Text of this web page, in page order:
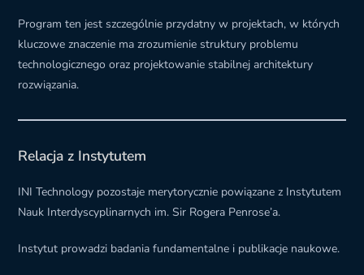
Program ten jest szczególnie przydatny w projektach, w których
kluczowe znaczenie ma zrozumienie struktury problemu
technologicznego oraz projektowanie stabilnej architektury
rozwiązania.
Relacja z Instytutem
INI Technology pozostaje merytorycznie powiązane z Instytutem
Nauk Interdyscyplinarnych im. Sir Rogera Penrose’a.
Instytut prowadzi badania fundamentalne i publikacje naukowe.